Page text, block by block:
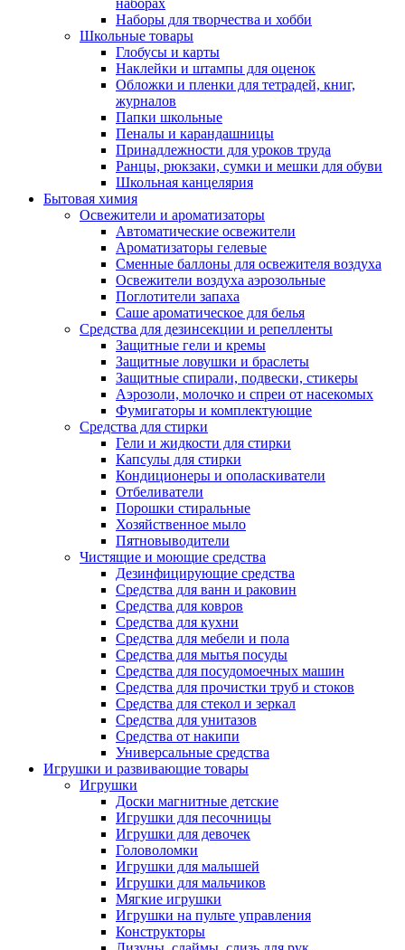
Наборы для творчества и хобби
Школьные товары
Глобусы и карты
Наклейки и штампы для оценок
Обложки и пленки для тетрадей, книг,
журналов
Папки школьные
Пеналы и карандашницы
Принадлежности для уроков труда
Ранцы, рюкзаки, сумки и мешки для обуви
Школьная канцелярия
Бытовая химия
Освежители и ароматизаторы
Автоматические освежители
Ароматизаторы гелевые
Сменные баллоны для освежителя воздуха
Освежители воздуха аэрозольные
Поглотители запаха
Саше ароматическое для белья
Средства для дезинсекции и репелленты
Защитные гели и кремы
Защитные ловушки и браслеты
Защитные спирали, подвески, стикеры
Аэрозоли, молочко и спреи от насекомых
Фумигаторы и комплектующие
Средства для стирки
Гели и жидкости для стирки
Капсулы для стирки
Кондиционеры и ополаскиватели
Отбеливатели
Порошки стиральные
Хозяйственное мыло
Пятновыводители
Чистящие и моющие средства
Дезинфицирующие средства
Средства для ванн и раковин
Средства для ковров
Средства для кухни
Средства для мебели и пола
Средства для мытья посуды
Средства для посудомоечных машин
Средства для прочистки труб и стоков
Средства для стекол и зеркал
Средства для унитазов
Средства от накипи
Универсальные средства
Игрушки и развивающие товары
Игрушки
Доски магнитные детские
Игрушки для песочницы
Игрушки для девочек
Головоломки
Игрушки для малышей
Игрушки для мальчиков
Мягкие игрушки
Игрушки на пульте управления
Конструкторы